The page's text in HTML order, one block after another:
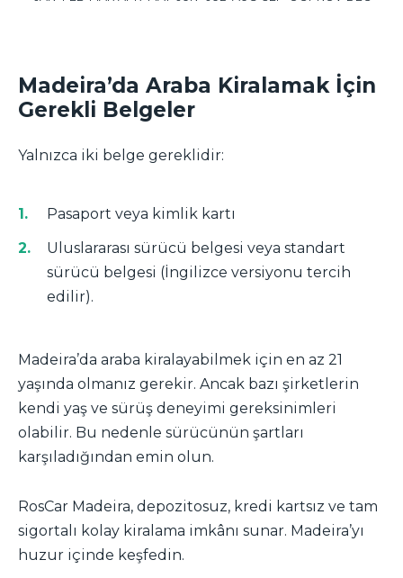
Madeira’da Araba Kiralamak İçin
Gerekli Belgeler
Yalnızca iki belge gereklidir:
Pasaport veya kimlik kartı
Uluslararası sürücü belgesi veya standart
sürücü belgesi (İngilizce versiyonu tercih
edilir).
Madeira’da araba kiralayabilmek için en az 21
yaşında olmanız gerekir. Ancak bazı şirketlerin
kendi yaş ve sürüş deneyimi gereksinimleri
olabilir. Bu nedenle sürücünün şartları
karşıladığından emin olun.
RosCar Madeira, depozitosuz, kredi kartsız ve tam
sigortalı kolay kiralama imkânı sunar. Madeira’yı
huzur içinde keşfedin.